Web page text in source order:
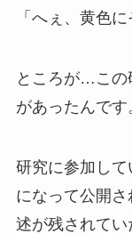
「へぇ、黄色
ところが…この
があったんです
研究に参加し
になって公開
述が残されてい